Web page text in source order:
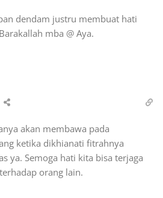
dendam justru membuat hati
mba @ Aya.
akan membawa pada
ketika dikhianati fitrahnya
ya. Semoga hati kita bisa terjaga
orang lain.